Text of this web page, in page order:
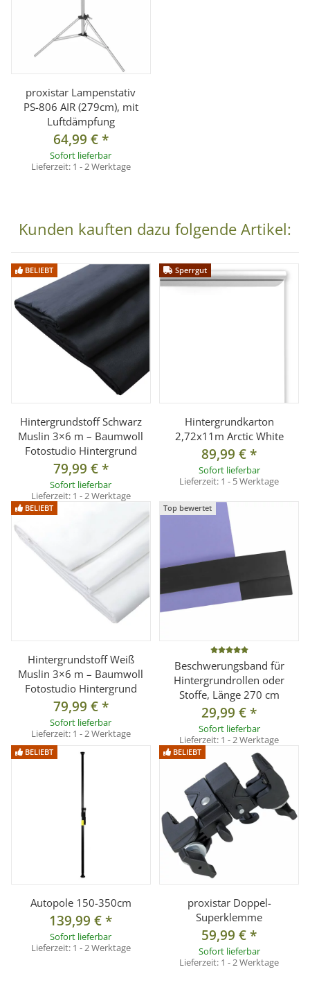
proxistar Lampenstativ
PS-806 AIR (279cm), mit
Luftdämpfung
64,99 €*
Sofort lieferbar
Lieferzeit: 1 - 2 Werktage
Kunden kauften dazu folgende Artikel:
BELIEBT
Hintergrundstoff Schwarz
Muslin 3×6 m – Baumwoll
Fotostudio Hintergrund
79,99 €*
Sofort lieferbar
Lieferzeit: 1 - 2 Werktage
Sperrgut
Hintergrundkarton
2,72x11m Arctic White
89,99 €*
Sofort lieferbar
Lieferzeit: 1 - 5 Werktage
BELIEBT
Hintergrundstoff Weiß
Muslin 3×6 m – Baumwoll
Fotostudio Hintergrund
79,99 €*
Sofort lieferbar
Lieferzeit: 1 - 2 Werktage
Top bewertet
Beschwerungsband für
Hintergrundrollen oder
Stoffe, Länge 270 cm
29,99 €*
Sofort lieferbar
Lieferzeit: 1 - 2 Werktage
BELIEBT
Autopole 150-350cm
139,99 €*
Sofort lieferbar
Lieferzeit: 1 - 2 Werktage
BELIEBT
proxistar Doppel-
Superklemme
59,99 €*
Sofort lieferbar
Lieferzeit: 1 - 2 Werktage